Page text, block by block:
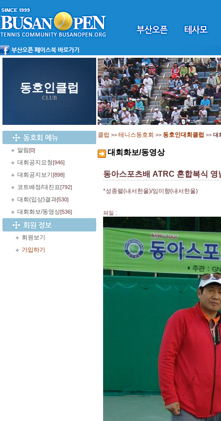
동호인클럽
CLUB
알림[0]
대회공지요청[946]
대회공지보기 [898]
코트배정/대진표[792]
대회(입상)결과[530]
대회화보/동영상[536]
회원보기
가입하기
클럽 >> 테니스동호회 >> 동호인대회클럽 >> 대
대회화보/동영상
동아스포츠배 ATRC 혼합복식 영
*성종렬(내서한울)/임미향(내서한울)
파일 :